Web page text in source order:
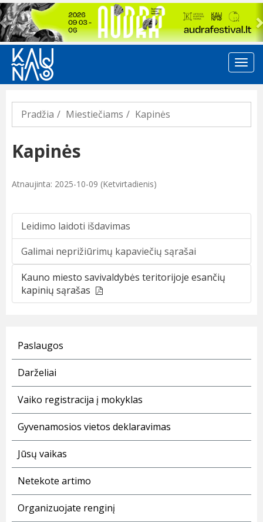
Previous
Pradžia Miestiečiams Kapinės
Kapinės
Atnaujinta: 2025-10-09 (Ketvirtadienis)
Leidimo laidoti išdavimas
Galimai neprižiūrimų kapaviečių sąrašai
Kauno miesto savivaldybės teritorijoje esančių
kapinių sąrašas
Paslaugos
Darželiai
Vaiko registracija į mokyklas
Gyvenamosios vietos deklaravimas
Jūsų vaikas
Netekote artimo
Organizuojate renginį